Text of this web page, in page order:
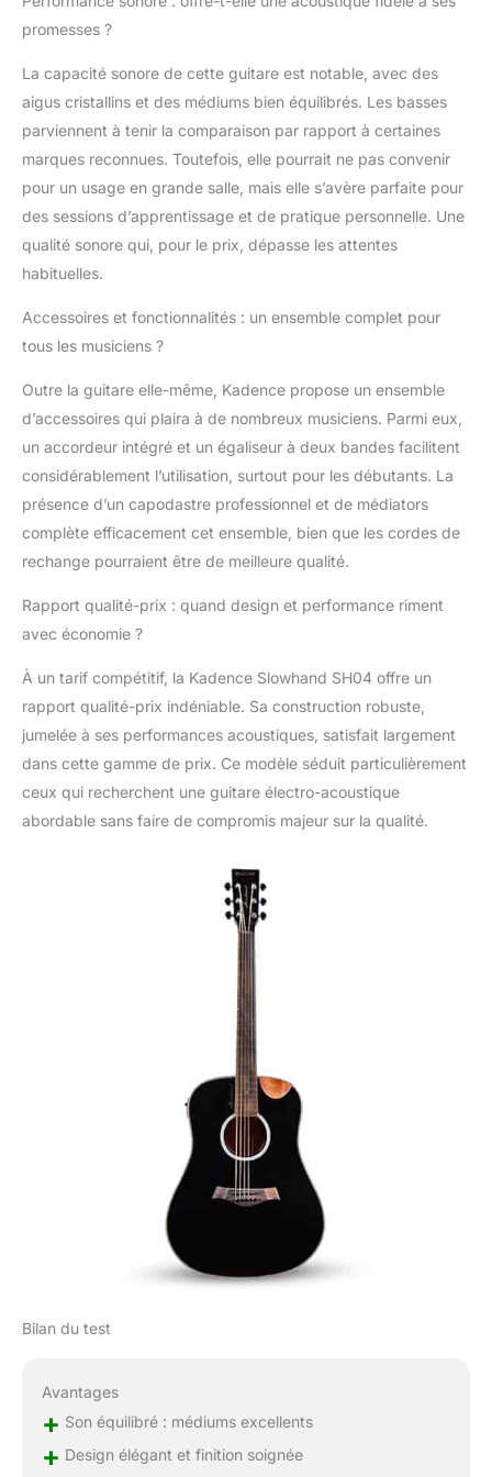
rembourré pour que
vous allez. Action
réglable : la barre de
réglage intégrée peut
causée par les cordes
ou le rétrécissement de
la température, pour un
cou droit et durable. Le
acoustique en
palissandre permet à
confortable en gardant
les cordes à une
hauteur parfaite. La
guitare électrique
acoustique Kadence
livrée avec des
accessoires, y compris
zippé, un accordeur
cordes
supplémentaires, 3
médiators, un
capodastre et un câble
de guitare. Cordes
durables : conçues
pour une excellente
facilité d'utilisation
accrue. La surface est
revêtue d'un
revêtement de film, qui
ne rouille pas
prolonge le temps
d'utilisation des cordes
et réduit la charge sur
les doigts lorsque vous
appuyez sur les
cordes. Les chevilles
d'accordage sont
conçues pour une
bonne qualité sonore.
Les touches
d'accordage sont
lisses et faciles à régler
complet. Les cordes
au toucher. Design
promesses ?
La capacité sonore de cette guitare est notable, avec des
aigus cristallins et des médiums bien équilibrés. Les basses
parviennent à tenir la comparaison par rapport à certaines
marques reconnues. Toutefois, elle pourrait ne pas convenir
pour un usage en grande salle, mais elle s’avère parfaite pour
des sessions d’apprentissage et de pratique personnelle. Une
qualité sonore qui, pour le prix, dépasse les attentes
habituelles.
Accessoires et fonctionnalités : un ensemble complet pour
tous les musiciens ?
Outre la guitare elle-même, Kadence propose un ensemble
d’accessoires qui plaira à de nombreux musiciens. Parmi eux,
un accordeur intégré et un égaliseur à deux bandes facilitent
considérablement l’utilisation, surtout pour les débutants. La
présence d’un capodastre professionnel et de médiators
complète efficacement cet ensemble, bien que les cordes de
rechange pourraient être de meilleure qualité.
Rapport qualité-prix : quand design et performance riment
avec économie ?
À un tarif compétitif, la Kadence Slowhand SH04 offre un
rapport qualité-prix indéniable. Sa construction robuste,
jumelée à ses performances acoustiques, satisfait largement
dans cette gamme de prix. Ce modèle séduit particulièrement
ceux qui recherchent une guitare électro-acoustique
abordable sans faire de compromis majeur sur la qualité.
Bilan du test
Avantages
+ Son équilibré : médiums excellents
+ Design élégant et finition soignée